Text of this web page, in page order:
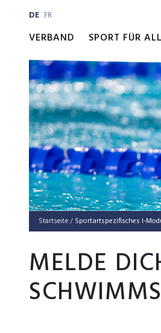
DE FR
VERBAND SPORT FÜR
Startseite/ Sportartspezifisches I-
MELDE